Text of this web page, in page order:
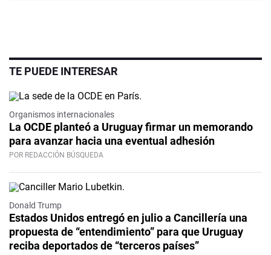
TE PUEDE INTERESAR
Organismos internacionales
La OCDE planteó a Uruguay firmar un memorando
para avanzar hacia una eventual adhesión
POR REDACCIÓN BÚSQUEDA
Donald Trump
Estados Unidos entregó en julio a Cancillería una
propuesta de “entendimiento” para que Uruguay
reciba deportados de “terceros países”